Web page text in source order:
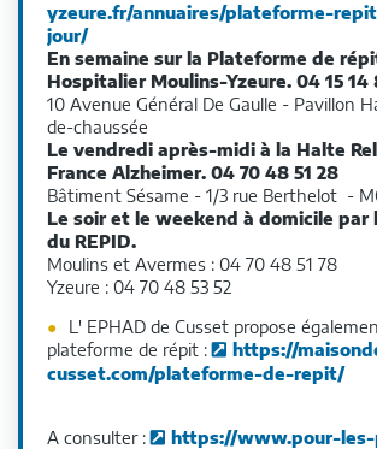
yzeure.fr/annuaires/plateforme-
jour/
En semaine sur la Plateforme de
Hospitalier Moulins-Yzeure. 04 15 14
10 Avenue Général De Gaulle - Pavillon
de-chaussée
Le vendredi après-midi à la Halte
France Alzheimer. 04 70 48 51 28
Bâtiment Sésame - 1/3 rue Berthelot -
Le soir et le weekend à domicile par
du REPID.
Moulins et Avermes : 04 70 48 51 78
Yzeure : 04 70 48 53 52
L' EPHAD de Cusset propose
plateforme de répit :
https://
cusset.com/plateforme-de-repit/
A consulter :
https://www.pour-les-